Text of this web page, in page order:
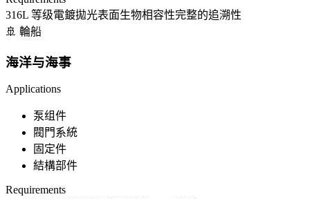
316L 等级電鍍拋光表面生物相容性完整的追溯性
🚢 輪船
海洋与海事
Applications
泵组件
閥門系統
固定件
結構部件
Requirements